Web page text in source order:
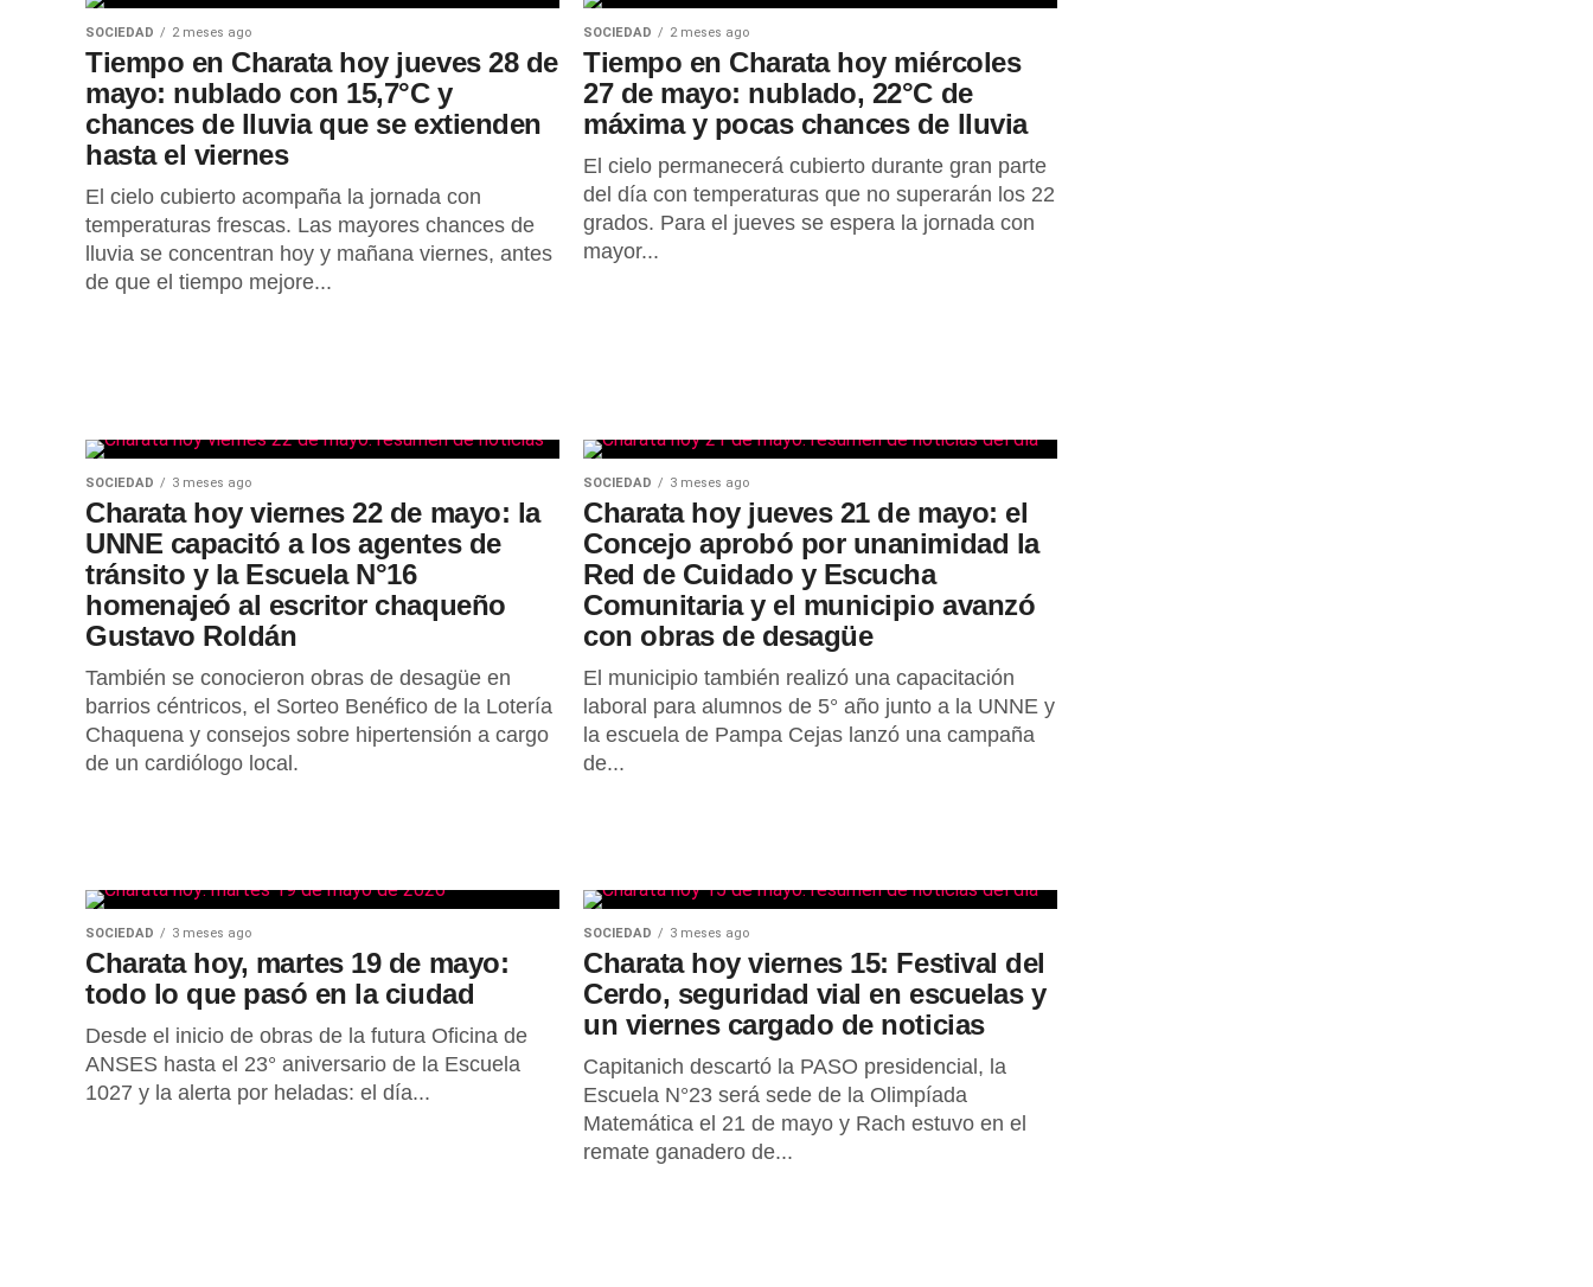
SOCIEDAD 2 meses ago
Tiempo en Charata hoy jueves 28 de
mayo: nublado con 15,7°C y
chances de lluvia que se extienden
hasta el viernes
El cielo cubierto acompaña la jornada con
temperaturas frescas. Las mayores chances de
lluvia se concentran hoy y mañana viernes, antes
de que el tiempo mejore...
SOCIEDAD 2 meses ago
Tiempo en Charata hoy miércoles
27 de mayo: nublado, 22°C de
máxima y pocas chances de lluvia
El cielo permanecerá cubierto durante gran parte
del día con temperaturas que no superarán los 22
grados. Para el jueves se espera la jornada con
mayor...
SOCIEDAD 3 meses ago
Charata hoy viernes 22 de mayo: la
UNNE capacitó a los agentes de
tránsito y la Escuela N°16
homenajeó al escritor chaqueño
Gustavo Roldán
También se conocieron obras de desagüe en
barrios céntricos, el Sorteo Benéfico de la Lotería
Chaquena y consejos sobre hipertensión a cargo
de un cardiólogo local.
SOCIEDAD 3 meses ago
Charata hoy jueves 21 de mayo: el
Concejo aprobó por unanimidad la
Red de Cuidado y Escucha
Comunitaria y el municipio avanzó
con obras de desagüe
El municipio también realizó una capacitación
laboral para alumnos de 5° año junto a la UNNE y
la escuela de Pampa Cejas lanzó una campaña
de...
SOCIEDAD 3 meses ago
Charata hoy, martes 19 de mayo:
todo lo que pasó en la ciudad
Desde el inicio de obras de la futura Oficina de
ANSES hasta el 23° aniversario de la Escuela
1027 y la alerta por heladas: el día...
SOCIEDAD 3 meses ago
Charata hoy viernes 15: Festival del
Cerdo, seguridad vial en escuelas y
un viernes cargado de noticias
Capitanich descartó la PASO presidencial, la
Escuela N°23 será sede de la Olimpíada
Matemática el 21 de mayo y Rach estuvo en el
remate ganadero de...